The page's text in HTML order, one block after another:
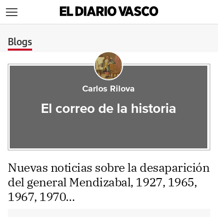
Blogs
Carlos Rilova
El correo de la historia
Nuevas noticias sobre la desaparición
del general Mendizabal, 1927, 1965,
1967, 1970…